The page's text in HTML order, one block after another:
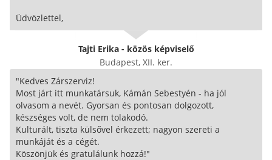
Üdvözlettel,
Tajti Erika - közös képviselő
Budapest, XII. ker.
"Kedves Zárszerviz!
Most járt itt munkatársuk, Kámán Sebestyén - ha jól
olvasom a nevét. Gyorsan és pontosan dolgozott,
készséges volt, de nem tolakodó.
Kulturált, tiszta külsővel érkezett; nagyon szereti a
munkáját és a cégét.
Köszönjük és gratulálunk hozzá!"